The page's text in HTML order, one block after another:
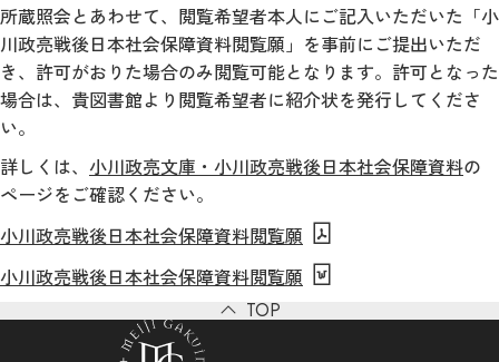
所蔵照会とあわせて、閲覧希望者本人にご記入いただいた「小
川政亮戦後日本社会保障資料閲覧願」を事前にご提出いただ
き、許可がおりた場合のみ閲覧可能となります。許可となった
場合は、貴図書館より閲覧希望者に紹介状を発行してくださ
い。
詳しくは、 小川政亮文庫・小川政亮戦後日本社会保障資料の
ページをご確認ください。
小川政亮戦後日本社会保障資料閲覧願
小川政亮戦後日本社会保障資料閲覧願
TOP